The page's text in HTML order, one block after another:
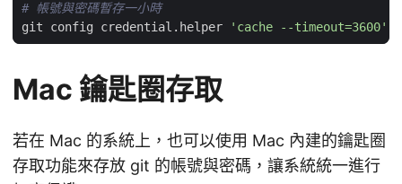
# 帳號與密碼暫存一小時
git config credential.helper
'cache --timeout=3600'
Mac 鑰匙圈存取
若在 Mac 的系統上，也可以使用 Mac 內建的鑰匙圈
存取功能來存放 git 的帳號與密碼，讓系統統一進行